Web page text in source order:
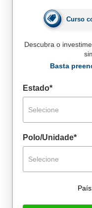
Curso
Descubra o
Basta
Estado*
Selecione
Polo/Unidade*
Selecione